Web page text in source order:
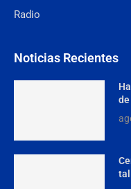
Radio
Noticias Recientes